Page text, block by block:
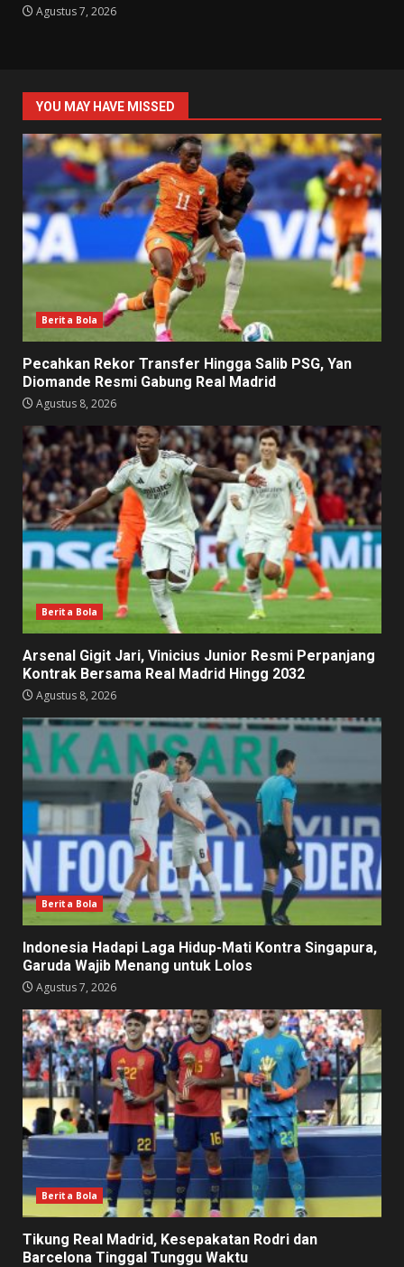
Agustus 7, 2026
YOU MAY HAVE MISSED
Berita Bola
Pecahkan Rekor Transfer Hingga Salib PSG, Yan
Diomande Resmi Gabung Real Madrid
Agustus 8, 2026
Berita Bola
Arsenal Gigit Jari, Vinicius Junior Resmi Perpanjang
Kontrak Bersama Real Madrid Hingg 2032
Agustus 8, 2026
Berita Bola
Indonesia Hadapi Laga Hidup-Mati Kontra Singapura,
Garuda Wajib Menang untuk Lolos
Agustus 7, 2026
Berita Bola
Tikung Real Madrid, Kesepakatan Rodri dan
Barcelona Tinggal Tunggu Waktu